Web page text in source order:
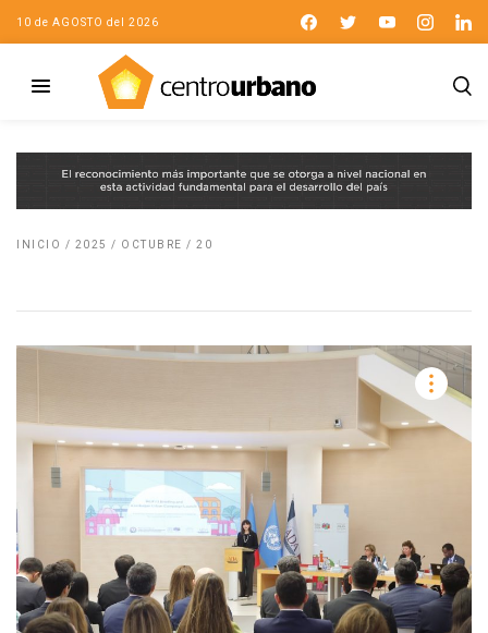
10 de AGOSTO del 2026
INICIO / 2025 / OCTUBRE / 20